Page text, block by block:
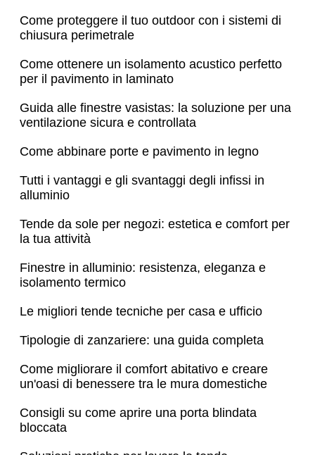
Come proteggere il tuo outdoor con i sistemi di
chiusura perimetrale
Come ottenere un isolamento acustico perfetto
per il pavimento in laminato
Guida alle finestre vasistas: la soluzione per una
ventilazione sicura e controllata
Come abbinare porte e pavimento in legno
Tutti i vantaggi e gli svantaggi degli infissi in
alluminio
Tende da sole per negozi: estetica e comfort per
la tua attività
Finestre in alluminio: resistenza, eleganza e
isolamento termico
Le migliori tende tecniche per casa e ufficio
Tipologie di zanzariere: una guida completa
Come migliorare il comfort abitativo e creare
un'oasi di benessere tra le mura domestiche
Consigli su come aprire una porta blindata
bloccata